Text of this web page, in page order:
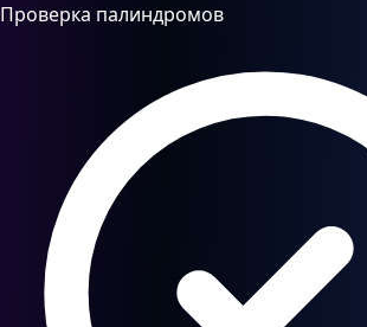
Проверка палиндромов